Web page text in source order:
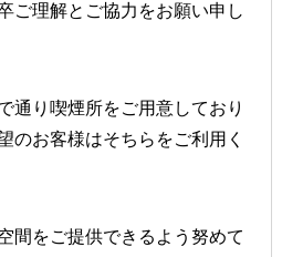
ご理解とご協力をお願い申し
通り 喫煙所をご用意しており
のお客様はそちらをご利用く
間をご提供できるよう努めて